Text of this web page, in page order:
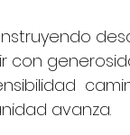
con
avanza.